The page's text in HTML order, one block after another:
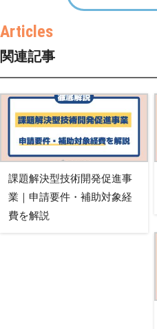
関連記事
課題解決型技術開発促進事
業｜申請要件・補助対象経
費を解説